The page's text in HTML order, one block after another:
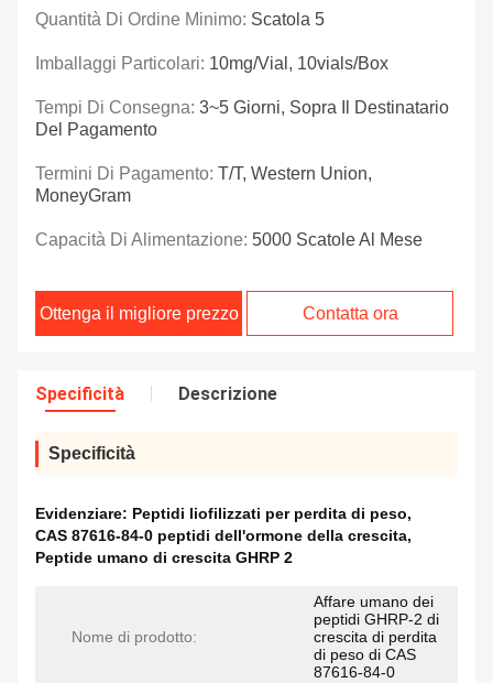
Quantità Di Ordine Minimo: Scatola 5
Imballaggi Particolari: 10mg/vial, 10vials/Box
Tempi Di Consegna: 3~5 Giorni, Sopra Il Destinatario
Del Pagamento
Termini Di Pagamento: T/T, Western Union,
MoneyGram
Capacità Di Alimentazione: 5000 Scatole Al Mese
Ottenga il migliore prezzo Contatta ora
Specificità Descrizione
Specificità
Evidenziare: Peptidi liofilizzati per perdita di peso,
CAS 87616-84-0 peptidi dell'ormone della crescita,
Peptide umano di crescita GHRP 2
Nome di prodotto:
Affare umano dei
peptidi GHRP-2 di
crescita di perdita
di peso di CAS
87616-84-0